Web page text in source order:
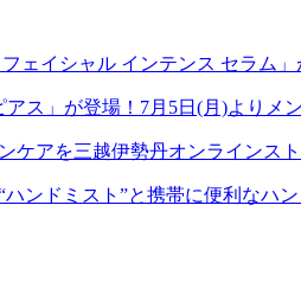
ェイシャル インテンス セラム」
ス」が登場！7月5日(月)よりメ
アを三越伊勢丹オンラインスト
ンドミスト”と携帯に便利なハ